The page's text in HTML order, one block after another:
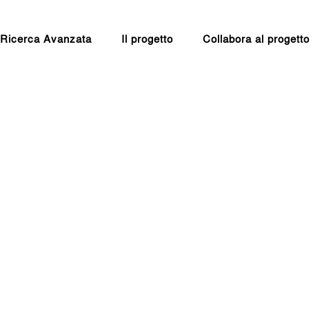
Ricerca Avanzata Il progetto Collabora al progetto